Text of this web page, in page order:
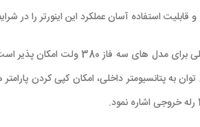
قابلیت استفاده آسان عملکرد این اینورتر را در